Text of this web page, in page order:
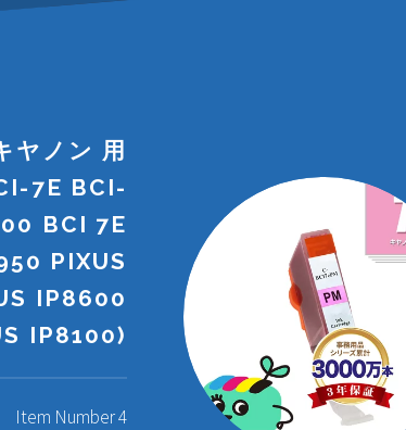
ヤノン 用
7E BCI-
BCI 7E
PIXUS
IP8600
IP8100)
Item Number 4